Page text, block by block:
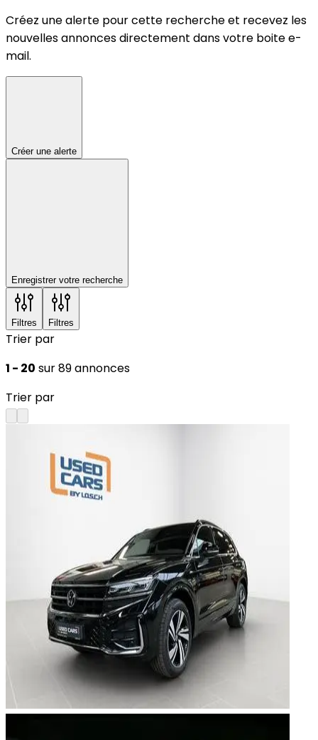
Créez une alerte pour cette recherche et recevez les
nouvelles annonces directement dans votre boite e-
mail.
Créer une alerte
Enregistrer votre recherche
Filtres Filtres
Trier par
1 - 20 sur 89 annonces
Trier par